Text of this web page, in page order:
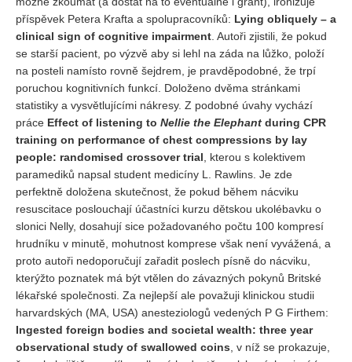
příspěvek Petera Krafta a spolupracovníků: Lying obliquely – a
clinical sign of cognitive impairment . Autoři zjistili, že pokud
se starší pacient, po výzvě aby si lehl na záda na lůžko, položí
na posteli namísto rovně šejdrem, je pravděpodobné, že trpí
poruchou kognitivních funkcí. Doloženo dvěma stránkami
statistiky a vysvětlujícími nákresy. Z podobné úvahy vychází
práce Effect of listening to Nellie the Elephant during CPR
training on performance of chest compressions by lay
people: randomised crossover trial , kterou s kolektivem
paramediků napsal student medicíny L. Rawlins. Je zde
perfektně doložena skutečnost, že pokud během nácviku
resuscitace poslouchají účastníci kurzu dětskou ukolébavku o
slonici Nelly, dosahují sice požadovaného počtu 100 kompresí
hrudníku v minutě, mohutnost komprese však není vyvážená, a
proto autoři nedoporučují zařadit poslech písně do nácviku,
kterýžto poznatek má být vtělen do závazných pokynů Britské
lékařské společnosti. Za nejlepší ale považuji klinickou studii
harvardských (MA, USA) anesteziologů vedených P G Firthem:
Ingested foreign bodies and societal wealth: three year
observational study of swallowed coins , v níž se prokazuje,